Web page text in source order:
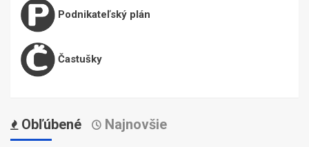
Podnikateľský plán
Častušky
Obľúbené Najnovšie